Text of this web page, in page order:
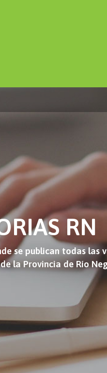
RN
se publican todas las
la Provincia de Río